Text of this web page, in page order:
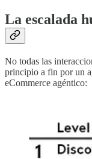
La escalada
No todas las
principio a fin por un
eCommerce agéntico: